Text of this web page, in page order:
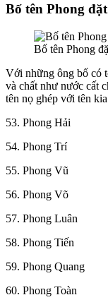
Bố tên Phong
Bố tên Phong
Với những ông bố có
và chất như nước cất
tên nọ ghép với tên
53. Phong Hải
54. Phong Trí
55. Phong Vũ
56. Phong Võ
57. Phong Luân
58. Phong Tiến
59. Phong Quang
60. Phong Toàn